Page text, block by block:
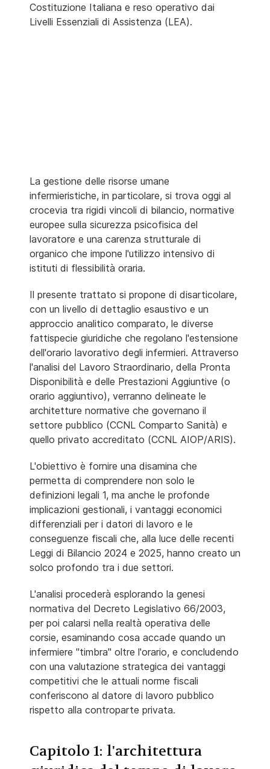
Costituzione Italiana e reso operativo dai
Livelli Essenziali di Assistenza (LEA).
La gestione delle risorse umane
infermieristiche, in particolare, si trova oggi al
crocevia tra rigidi vincoli di bilancio, normative
europee sulla sicurezza psicofisica del
lavoratore e una carenza strutturale di
organico che impone l'utilizzo intensivo di
istituti di flessibilità oraria.
Il presente trattato si propone di disarticolare,
con un livello di dettaglio esaustivo e un
approccio analitico comparato, le diverse
fattispecie giuridiche che regolano l'estensione
dell'orario lavorativo degli infermieri. Attraverso
l'analisi del Lavoro Straordinario, della Pronta
Disponibilità e delle Prestazioni Aggiuntive (o
orario aggiuntivo), verranno delineate le
architetture normative che governano il
settore pubblico (CCNL Comparto Sanità) e
quello privato accreditato (CCNL AIOP/ARIS).
L'obiettivo è fornire una disamina che
permetta di comprendere non solo le
definizioni legali 1, ma anche le profonde
implicazioni gestionali, i vantaggi economici
differenziali per i datori di lavoro e le
conseguenze fiscali che, alla luce delle recenti
Leggi di Bilancio 2024 e 2025, hanno creato un
solco profondo tra i due settori.
L'analisi procederà esplorando la genesi
normativa del Decreto Legislativo 66/2003,
per poi calarsi nella realtà operativa delle
corsie, esaminando cosa accade quando un
infermiere "timbra" oltre l'orario, e concludendo
con una valutazione strategica dei vantaggi
competitivi che le attuali norme fiscali
conferiscono al datore di lavoro pubblico
rispetto alla controparte privata.
Capitolo 1: l'architettura